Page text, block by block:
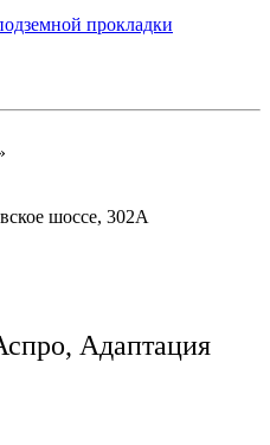
прокладки
шоссе, 302А
Адаптация